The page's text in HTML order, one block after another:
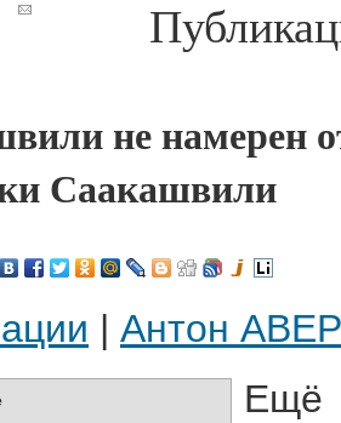
не намерен
Саакашвили
| Антон